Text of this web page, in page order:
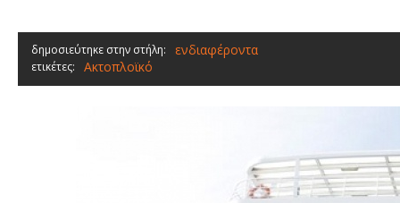
δημοσιεύτηκε στην στήλη: ενδιαφέροντα
ετικέτες: Ακτοπλοϊκό